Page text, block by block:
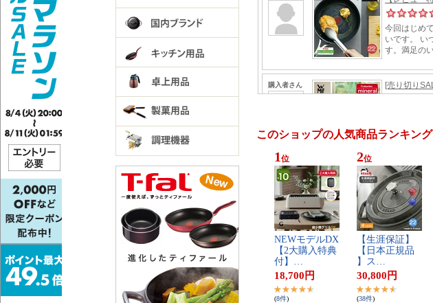
このショップの人気商品ランキング
1 位
N​E​W​モ​デ​ル​D​X​
【​2​大​購​入​特​典​
付​】​…
18,700 円
(8件)
2位
【​生​涯​保​証​】​
【​日​本​正​規​品​
】​ス​…
30,800 円
(38件)